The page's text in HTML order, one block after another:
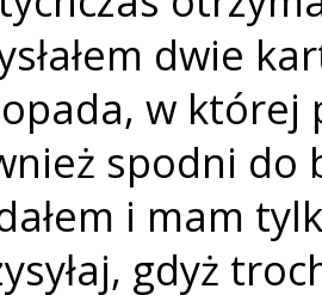
dwie
w której
spodni do
i mam
gdyż